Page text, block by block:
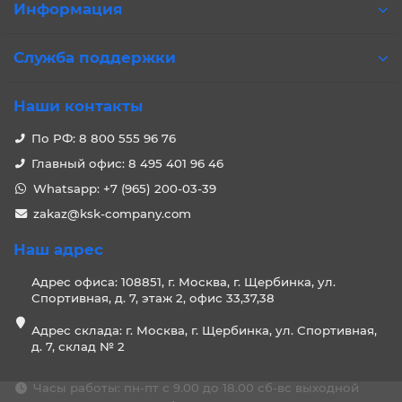
Информация
Служба поддержки
Наши контакты
По РФ: 8 800 555 96 76
Главный офис: 8 495 401 96 46
Whatsapp: +7 (965) 200-03-39
zakaz@ksk-company.com
Наш адрес
Адрес офиса: 108851, г. Москва, г. Щербинка, ул.
Спортивная, д. 7, этаж 2, офис 33,37,38
Адрес склада: г. Москва, г. Щербинка, ул. Спортивная,
д. 7, склад № 2
Часы работы: пн-пт с 9.00 до 18.00 сб-вс выходной